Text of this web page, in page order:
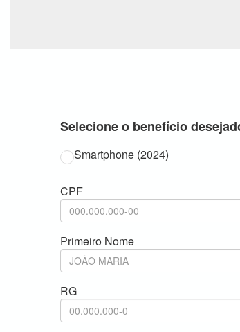
Selecione o benefício
Smartphone (2024)
CPF
Primeiro Nome
RG